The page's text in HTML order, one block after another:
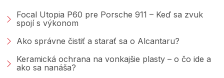
Focal Utopia P60 pre Porsche 911 – Keď sa zvuk
spojí s výkonom
Ako správne čistiť a starať sa o Alcantaru?
Keramická ochrana na vonkajšie plasty – o čo ide a
ako sa nanáša?